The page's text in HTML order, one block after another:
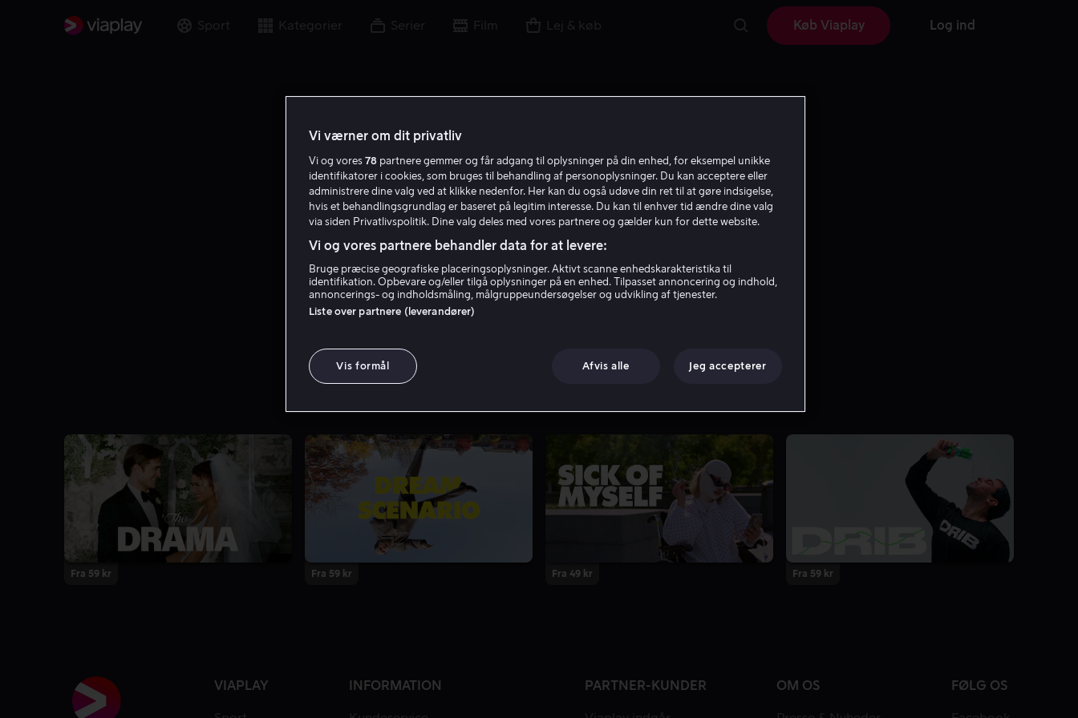
Sport Kategorier Serier Film Lej & køb Køb Viaplay Log ind
Kristoffer Borgli
Fra 59 kr Fra 59 kr Fra 49 kr Fra 59 kr
VIAPLAY INFORMATION PARTNER-KUNDER OM OS FØLG OS
Vi værner om dit privatliv
Vi og vores 78 partnere gemmer og får adgang til oplysninger på din enhed, for eksempel unikke
identifikatorer i cookies, som bruges til behandling af personoplysninger. Du kan acceptere eller
administrere dine valg ved at klikke nedenfor. Her kan du også udøve din ret til at gøre indsigelse,
hvis et behandlingsgrundlag er baseret på legitim interesse. Du kan til enhver tid ændre dine valg
via siden Privatlivspolitik. Dine valg deles med vores partnere og gælder kun for dette website.
Vi og vores partnere behandler data for at levere:
Bruge præcise geografiske placeringsoplysninger. Aktivt scanne enhedskarakteristika til
identifikation. Opbevare og/eller tilgå oplysninger på en enhed. Tilpasset annoncering og indhold,
annoncerings- og indholdsmåling, målgruppeundersøgelser og udvikling af tjenester.
Liste over partnere (leverandører)
Vis formål Afvis alle Jeg accepterer